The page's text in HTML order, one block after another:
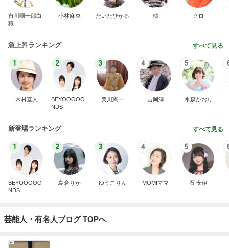
市川團十郎白
猿
小林麻央 だいたひかる 桃 クロ
急上昇ランキング すべて見る
1
木村直人
2
BEYOOOOO
NDS
3
美川憲一
4
吉岡淳
5
水森かおり
新登場ランキング すべて見る
1
BEYOOOOO
NDS
2
島倉りか
3
ゆうこりん
4
MOMIママ
5
石 安伊
芸能人・有名人ブログ TOPへ